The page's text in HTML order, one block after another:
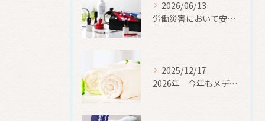
2026/06/13
労働災害において安全と健康の重要性 松戸市 美療サロンうらら
2025/12/17
2026年 今年もメディセルケアでココロとカラダの健康を‼ 松戸市 美療サロンうらら